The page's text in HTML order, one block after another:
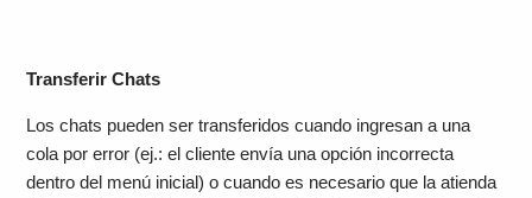
Transferir Chats
Los chats pueden ser transferidos cuando ingresan a una
cola por error (ej.: el cliente envía una opción incorrecta
dentro del menú inicial) o cuando es necesario que la atienda